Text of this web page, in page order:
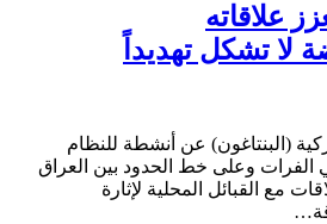
علاقاته
لا تشكل تهديداً
(البنتاغون) عن أنشطة للنظام
وعلى خط الحدود بين العراق
مع القبائل المحلية لإثارة